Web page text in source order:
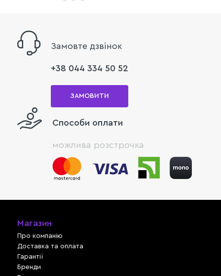
Замовте дзвінок
+38 044 334 50 52
ЗАМОВИТИ
Способи оплати
можлива розстрочка
Магазин
Про компанію
Доставка та оплата
Гарантії
Бренди